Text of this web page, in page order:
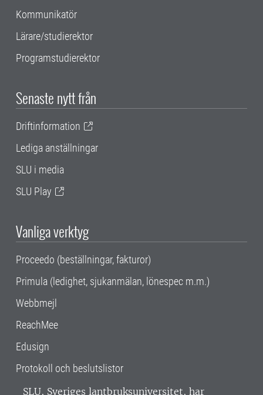
Kommunikatör
Lärare/studierektor
Programstudierektor
Senaste nytt från
Driftinformation
Lediga anställningar
SLU i media
SLU Play
Vanliga verktyg
Proceedo (beställningar, fakturor)
Primula (ledighet, sjukanmälan, lönespec m.m.)
Webbmejl
ReachMee
Edusign
Protokoll och beslutslistor
SLU, Sveriges lantbruksuniversitet, har